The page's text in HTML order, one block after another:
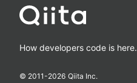
How developers code is here.
© 2011-2026 Qiita Inc.